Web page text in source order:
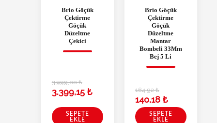
Brio Göçük
Çektirme
Göçük
Düzeltme
Çekici
3.999,00₺
3.399,15 ₺
SEPETE
EKLE
Brio Göçük
Çektirme
Göçük
Düzeltme
Mantar
Bombeli 33Mm
Bej 5 Li
164,92₺
140,18 ₺
SEPETE
EKLE